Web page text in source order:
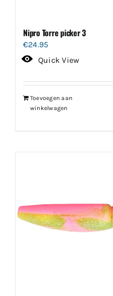
Nipro Torre picker 3
€24.95
Quick View
Toevoegen aan
winkelwagen